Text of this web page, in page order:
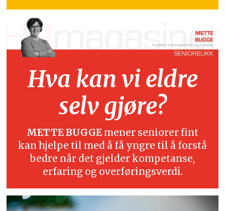
Hva kan vi eldre
selv gjøre?
METTE BUGGE mener seniorer fint
kan hjelpe til med å få yngre til å forstå
bedre når det gjelder kompetanse,
erfaring og overføringsverdi.